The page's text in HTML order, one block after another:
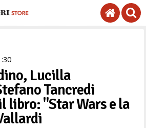
30
Lucilla
Tancredi
libro: "Star Wars e la